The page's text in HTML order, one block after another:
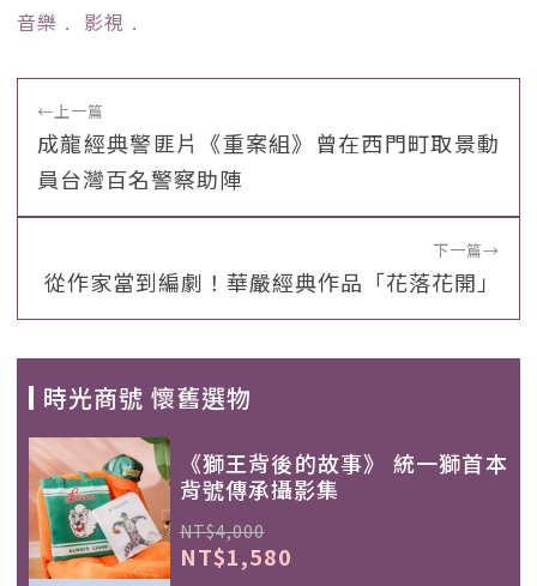
音樂 ﹒ 影視 ﹒
←上一篇
成龍經典警匪片《重案組》曾在西門町取景動
員台灣百名警察助陣
下一篇→
從作家當到編劇！華嚴經典作品「花落花開」
時光商號 懷舊選物
《獅王背後的故事》 統一獅首本
背號傳承攝影集
NT$4,000
NT$1,580